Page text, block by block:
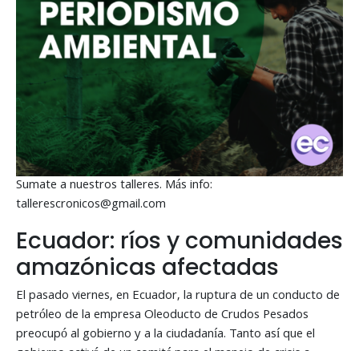
Sumate a nuestros talleres. Más info:
tallerescronicos@gmail.com
Ecuador: ríos y comunidades
amazónicas afectadas
El pasado viernes, en Ecuador, la ruptura de un conducto de
petróleo de la empresa Oleoducto de Crudos Pesados
preocupó al gobierno y a la ciudadanía. Tanto así que el